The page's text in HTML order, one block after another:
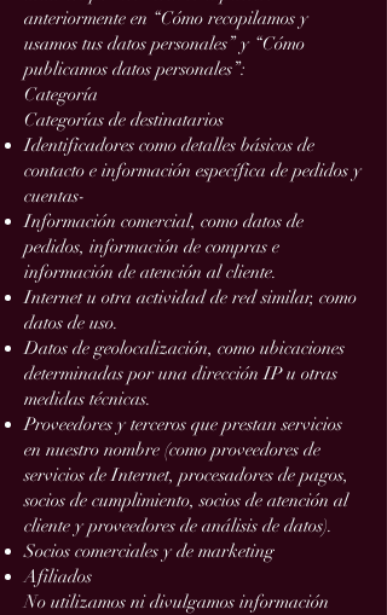
anteriormente en “Cómo recopilamos y
usamos tus datos personales” y “Cómo
publicamos datos personales”:
Categoría
Categorías de destinatarios
Identificadores como detalles básicos de
contacto e información específica de pedidos y
cuentas-
Información comercial, como datos de
pedidos, información de compras e
información de atención al cliente.
Internet u otra actividad de red similar, como
datos de uso.
Datos de geolocalización, como ubicaciones
determinadas por una dirección IP u otras
medidas técnicas.
Proveedores y terceros que prestan servicios
en nuestro nombre (como proveedores de
servicios de Internet, procesadores de pagos,
socios de cumplimiento, socios de atención al
cliente y proveedores de análisis de datos).
Socios comerciales y de marketing
Afiliados
No utilizamos ni divulgamos información